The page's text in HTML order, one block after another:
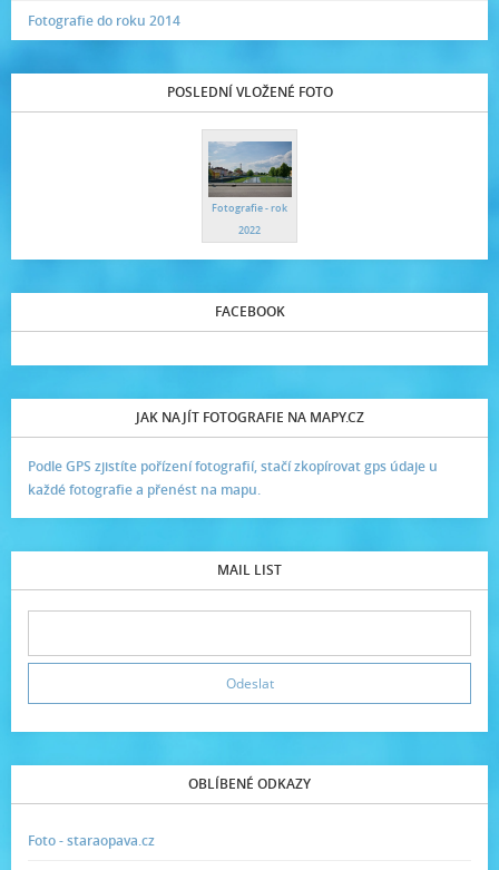
Fotografie do roku 2014
POSLEDNÍ VLOŽENÉ FOTO
Fotografie - rok
2022
FACEBOOK
JAK NAJÍT FOTOGRAFIE NA MAPY.CZ
Podle GPS zjistíte pořízení fotografií, stačí zkopírovat gps údaje u
každé fotografie a přenést na mapu.
MAIL LIST
OBLÍBENÉ ODKAZY
Foto - staraopava.cz